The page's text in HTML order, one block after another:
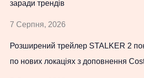
заради трендів
7 Серпня, 2026
Розширений трейлер STALKER 2
по нових локаціях з доповнення